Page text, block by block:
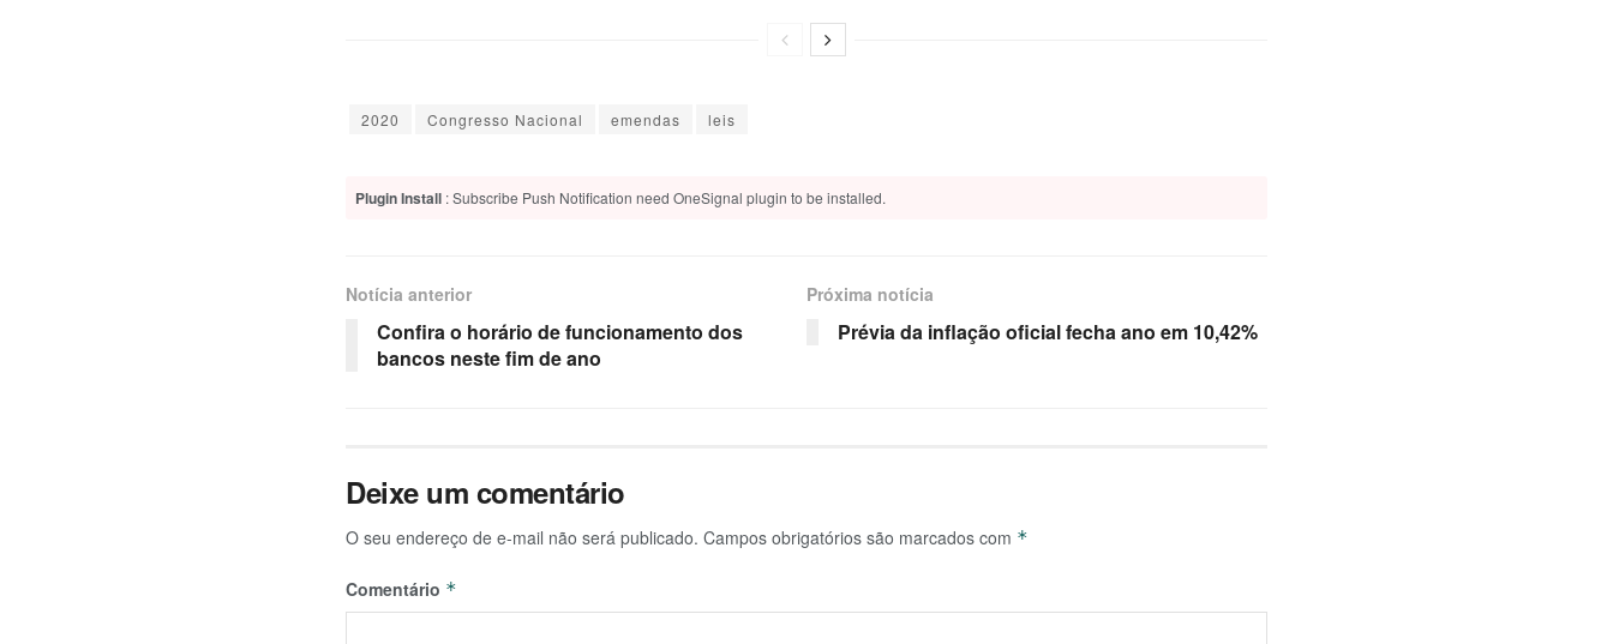
2020 Congresso Nacional emendas leis
Plugin Install : Subscribe Push Notification need OneSignal plugin to be installed.
Notícia anterior
Confira o horário de funcionamento dos
bancos neste fim de ano
Próxima notícia
Prévia da inflação oficial fecha ano em 10,42%
Deixe um comentário
O seu endereço de e-mail não será publicado. Campos obrigatórios são marcados com *
Comentário *